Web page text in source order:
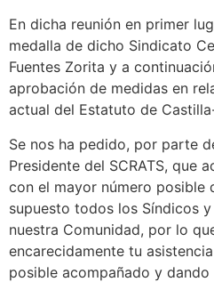
En dicha reunión en primer
medalla de dicho Sindicato
Fuentes Zorita y a
aprobación de medidas en
actual del Estatuto de
Se nos ha pedido, por parte
Presidente del SCRATS, que
con el mayor número posible
supuesto todos los Síndicos
nuestra Comunidad, por lo
encarecidamente tu
posible acompañado y